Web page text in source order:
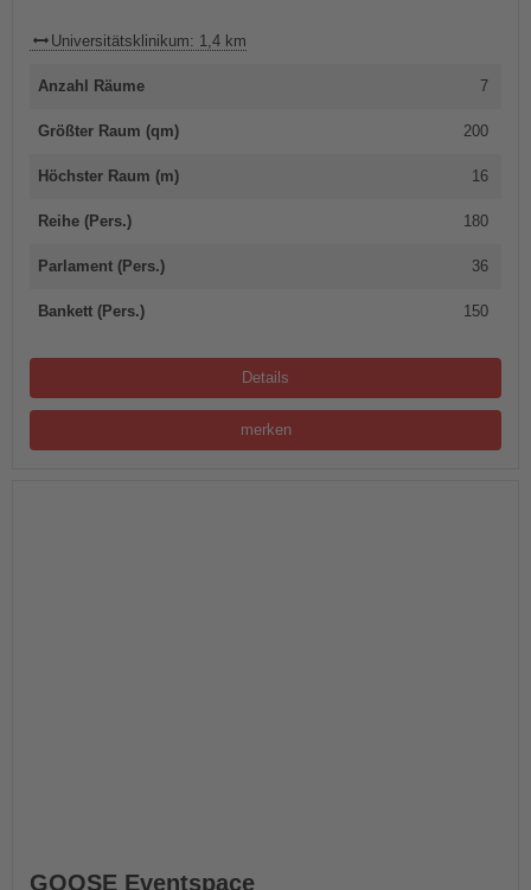
Universitätsklinikum: 1,4 km
Anzahl Räume 7
Größter Raum (qm) 200
Höchster Raum (m) 16
Reihe (Pers.) 180
Parlament (Pers.) 36
Bankett (Pers.) 150
Details
merken
GOOSE Eventspace